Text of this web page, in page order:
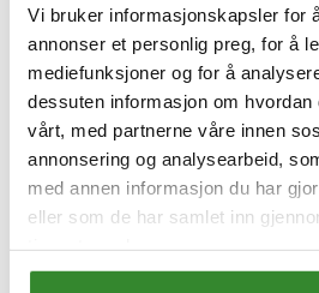
Vi bruker informasjonskapsler for
annonser et personlig preg, for å
mediefunksjoner og for å
dessuten informasjon om
vårt, med partnerne våre innen
annonsering og analysearbeid,
med annen informasjon du har
eller som de har samlet inn
Clingfilm hel rull 60cm x
1000m
Pris
kr 869,98 /rull
Tilgjengelig